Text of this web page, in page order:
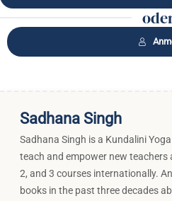
Sadhana Singh
Sadhana Singh is a Kundalini
teach and empower new teachers
2, and 3 courses internationally.
books in the past three decades